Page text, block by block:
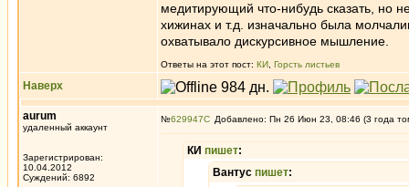
медитирующий что-нибудь сказать, но
хижинах и т.д. изначально была
охватывало дискурсивное мышление.
Ответы на этот пост: КИ Горсть листьев
Наверх
aurum
удаленный аккаунт
Зарегистрирован:
10.04.2012
Суждений: 6892
№629947 Добавлено: Пн 26 Июн 23, 08:46 (3 года
КИ пишет:
Вантус пишет: